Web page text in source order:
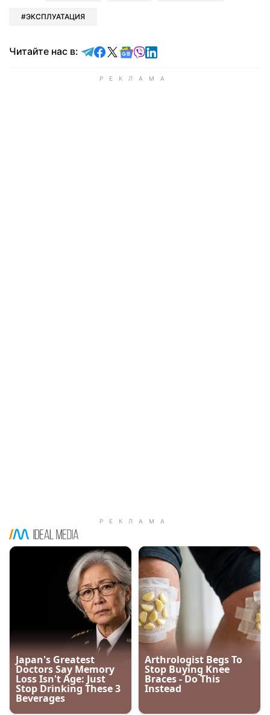
ЭКСПЛУАТАЦИЯ
Читайте нас в: Читайте в Telegram
Читайте в Facebook
Читайте в X
Читайте в Google news
Читайте в Viber
Читайте в LinkedIn